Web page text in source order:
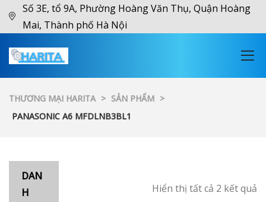
Số 3E, tổ 9A, Phường Hoàng Văn Thụ, Quận Hoàng
Mai, Thành phố Hà Nội
THƯƠNG MẠI HARITA > SẢN PHẨM >
PANASONIC A6 MFDLNB3BL1
DAN
H
Hiển thị tất cả 2 kết quả